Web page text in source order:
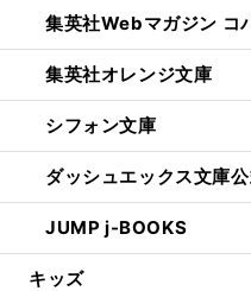
集英社Webマガジン コ
集英社オレンジ文庫
シフォン文庫
ダッシュエックス文庫
JUMP j-BOOKS
キッズ